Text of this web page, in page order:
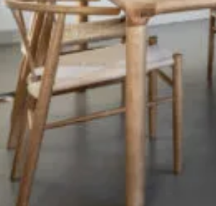
specialistische kennis...
uw woning via ons netwerk
& Beheer
én beheer op maat
huis renoveren? Geen probleem!
overzicht van alle diensten..